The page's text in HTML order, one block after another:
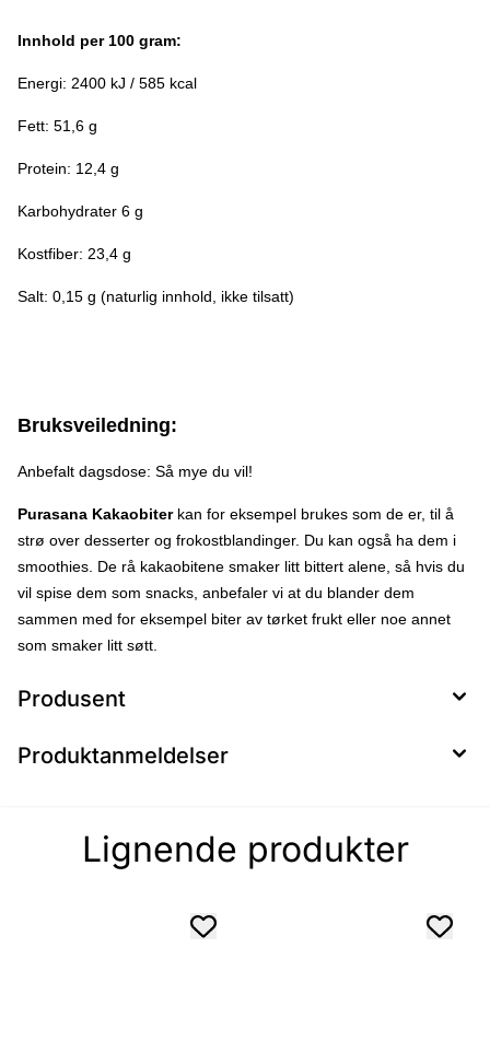
Innhold per 100 gram:
Energi: 2400 kJ / 585 kcal
Fett: 51,6 g
Protein: 12,4 g
Karbohydrater 6 g
Kostfiber: 23,4 g
Salt: 0,15 g (naturlig innhold, ikke tilsatt)
Bruksveiledning:
Anbefalt dagsdose: Så mye du vil!
Purasana Kakaobiterkan for eksempel brukes som de er, til å
strø over desserter og frokostblandinger. Du kan også ha dem i
smoothies. De rå kakaobitene smaker litt bittert alene, så hvis du
vil spise dem som snacks, anbefaler vi at du blander dem
sammen med for eksempel biter av tørket frukt eller noe annet
som smaker litt søtt.
Produsent
Produktanmeldelser
Lignende produkter